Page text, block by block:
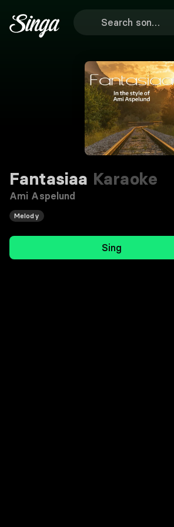
Fantasiaa Karaoke
Ami Aspelund
Melody
Sing